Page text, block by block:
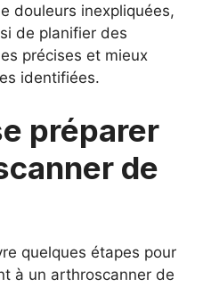
douleurs inexpliquées,
de planifier des
précises et mieux
identifiées.
préparer
de
quelques étapes pour
à un arthroscanner de